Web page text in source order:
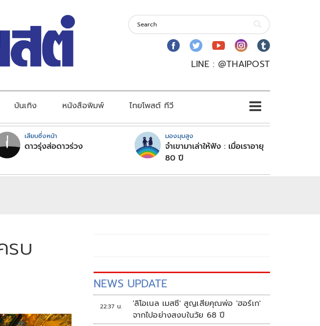
LINE : @THAIPOST
บันเทิง หนังสือพิมพ์ ไทยโพสต์ ทีวี
เสียบซึ่งหน้า
ดาวรุ่งส่อดาวร่วง
มองมุมสูง
จำเขามาเล่าให้ฟัง : เมื่อเราอายุ
80 ปี
รบ
NEWS UPDATE
22:37 น.
'ลิโอเนล เมสซี' สูญเสียคุณพ่อ 'ฮอร์เก'
จากไปอย่างสงบในวัย 68 ปี